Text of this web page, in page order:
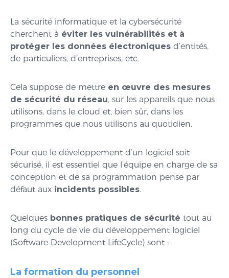
La sécurité informatique et la cybersécurité
cherchent à éviter les vulnérabilités et à
protéger les données électroniques d’entités,
de particuliers, d’entreprises, etc.
Cela suppose de mettre en œuvre des mesures
de sécurité du réseau, sur les appareils que nous
utilisons, dans le cloud et, bien sûr, dans les
programmes que nous utilisons au quotidien.
Pour que le développement d’un logiciel soit
sécurisé, il est essentiel que l’équipe en charge de sa
conception et de sa programmation pense par
défaut aux incidents possibles.
Quelques bonnes pratiques de sécurité tout au
long du cycle de vie du développement logiciel
(Software Development LifeCycle) sont :
La formation du personnel